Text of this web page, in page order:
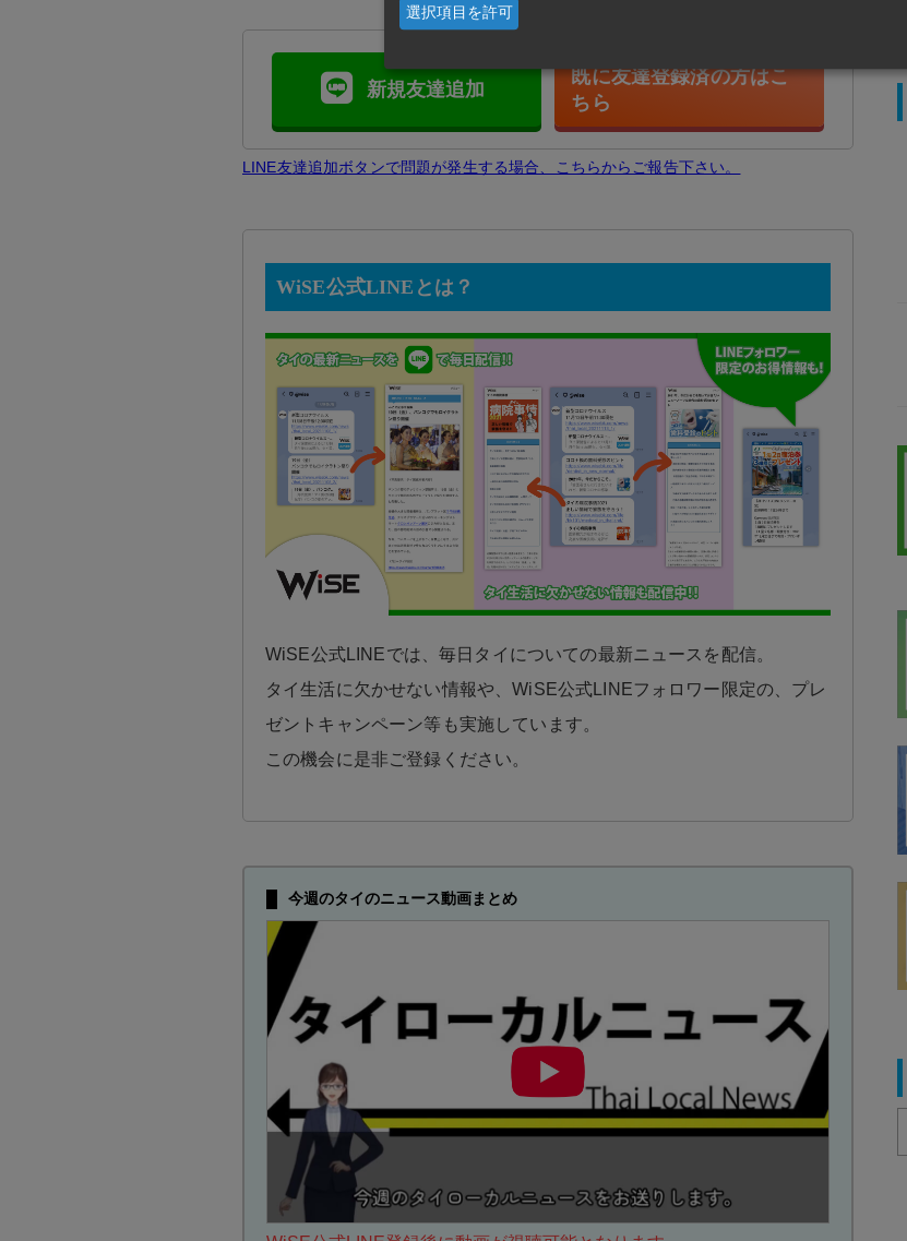
新規友達追加
既に友達登録済の方はこ
ちら
LINE友達追加ボタンで問題が発生する場合、こちらからご報告下さい。
WiSE公式LINEとは？
WiSE公式LINEでは、毎日タイについての最新ニュースを配信。
タイ生活に欠かせない情報や、WiSE公式LINEフォロワー限定の、プレ
ゼントキャンペーン等も実施しています。
この機会に是非ご登録ください。
今週のタイのニュース動画まとめ
選択項目を許可